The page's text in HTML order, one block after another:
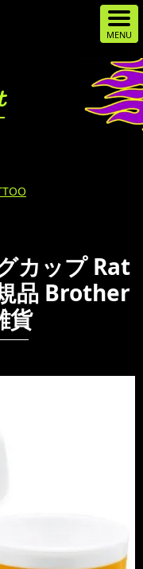
カップ Rat
品 Brother
貨